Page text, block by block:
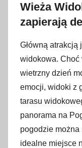
Wieża
zapierają
Główną
widokowa. Choć
wietrzny dzień
emocji, widoki z
tarasu
panorama na
pogodzie można
idealne miejsce